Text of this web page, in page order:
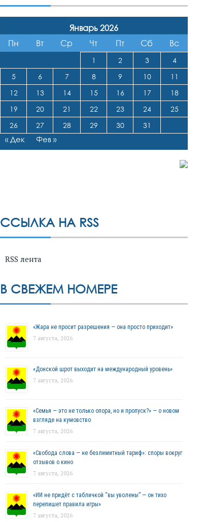
Январь 2026
Пн
Вт Ср Чт Пт Сб Вс
1 2 3
4
5
6 7 8 9 10
11
12
13 14 15 16 17
18
19
20 21 22 23 24
25
26
27 28 29 30 31
« Дек Фев »
ССЫЛКА НА RSS
RSS лента
В СВЕЖЕМ НОМЕРЕ
«Жара не просит разрешения — она просто приходит»
7 августа, 2026
«Донской шрот выходит на международный уровень»
7 августа, 2026
«Семья — это не только опора, но и пропуск?» — о новом
взгляде на кумовство
7 августа, 2026
«Свобода слова — не безлимитный тариф»: споры вокруг
отзывов о кино
7 августа, 2026
«ИИ не придёт с табличкой “вы уволены” — он тихо
перепишет правила игры»
7 августа, 2026